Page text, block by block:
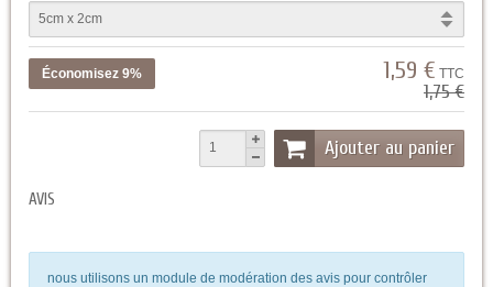
Économisez 9% 1,59 € TTC
1,75 €
Ajouter au panier
AVIS
nous utilisons un module de modération des avis pour contrôler